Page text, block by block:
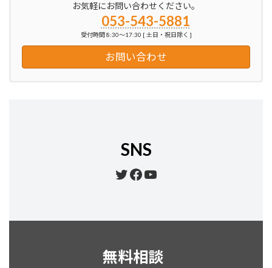
お気軽にお問い合わせください。
053-543-5881
受付時間 8:30～17:30 [ 土日・祝日除く ]
お問い合わせ
SNS
Twitter
Facebook
YouTube
無料相談